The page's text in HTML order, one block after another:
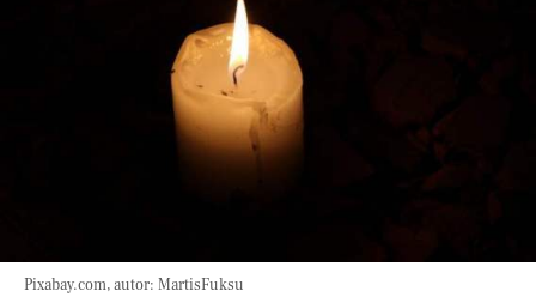
Pixabay.com, autor: MartisFuksu